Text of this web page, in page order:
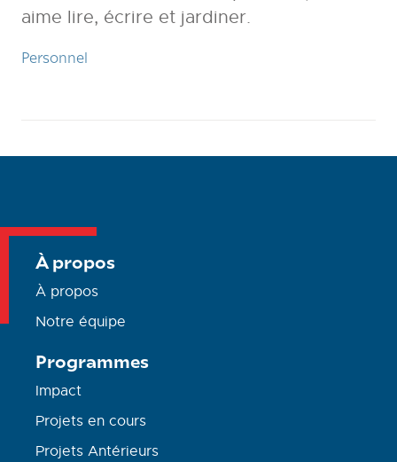
aime lire, écrire et jardiner.
Personnel
À propos
À propos
Notre équipe
Programmes
Impact
Projets en cours
Projets Antérieurs